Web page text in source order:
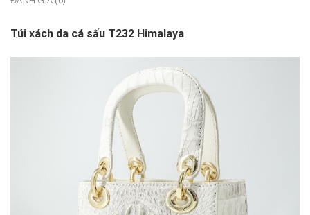
Túi xách da cá sấu T232 Himalaya